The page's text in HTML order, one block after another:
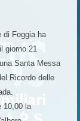
di Foggia ha
giorno 21
Santa Messa
Ricordo delle
10,00 la